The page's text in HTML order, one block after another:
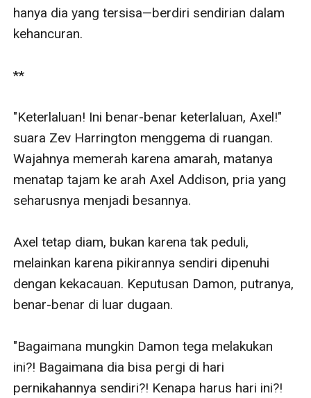
hanya dia yang tersisa—berdiri sendirian dalam
kehancuran.
**
"Keterlaluan! Ini benar-benar keterlaluan, Axel!"
suara Zev Harrington menggema di ruangan.
Wajahnya memerah karena amarah, matanya
menatap tajam ke arah Axel Addison, pria yang
seharusnya menjadi besannya.
Axel tetap diam, bukan karena tak peduli,
melainkan karena pikirannya sendiri dipenuhi
dengan kekacauan. Keputusan Damon, putranya,
benar-benar di luar dugaan.
"Bagaimana mungkin Damon tega melakukan
ini?! Bagaimana dia bisa pergi di hari
pernikahannya sendiri?! Kenapa harus hari ini?!